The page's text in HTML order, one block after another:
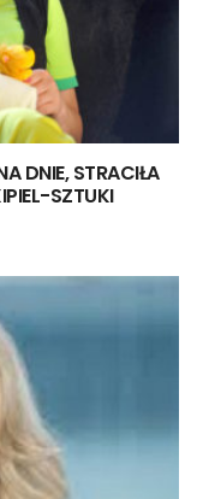
DNIE, STRACIŁA
SZTUKI